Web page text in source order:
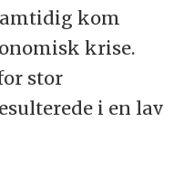
kom
krise.
stor
i en lav